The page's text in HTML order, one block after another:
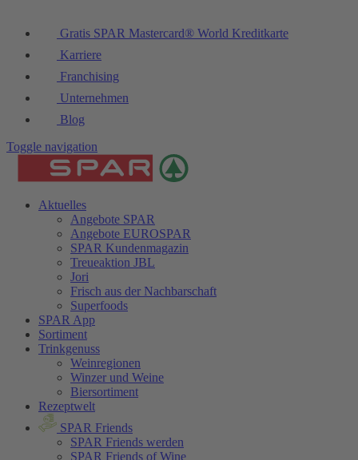
Gratis SPAR Mastercard® World Kreditkarte
Karriere
Franchising
Unternehmen
Blog
Toggle navigation
Aktuelles
Angebote SPAR
Angebote EUROSPAR
SPAR Kundenmagazin
Treueaktion JBL
Jori
Frisch aus der Nachbarschaft
Superfoods
SPAR App
Sortiment
Trinkgenuss
Weinregionen
Winzer und Weine
Biersortiment
Rezeptwelt
SPAR Friends
SPAR Friends werden
SPAR Friends of Wine